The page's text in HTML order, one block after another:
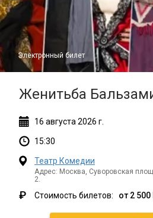
Женитьба
Электронный билет
16 августа 2026 г.
15:30
Театр Комедии
Адрес: Москва, Суворовская
2.
₽ Стоимость билетов: от 2 500